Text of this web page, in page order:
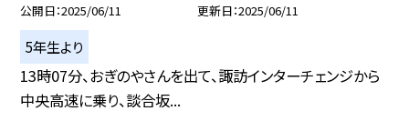
公開日 2025/06/11 更新日 2025/06/11
5年生より
13時07分、おぎのやさんを出て、諏訪インターチェンジから
中央高速に乗り、談合坂...